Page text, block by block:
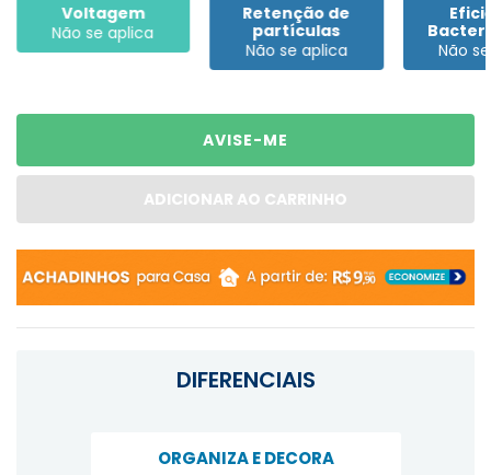
Voltagem
Não se aplica
Retenção de
partículas
Não se aplica
Não
DIFERENCIAIS
ORGANIZA E DECORA